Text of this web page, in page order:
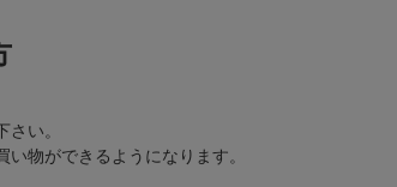
い。
物ができるようになります。